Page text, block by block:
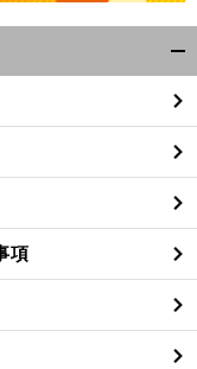
閉
る
項